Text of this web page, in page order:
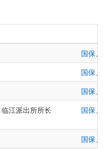
国保
国保
国保
江派出所所长 国保
国保